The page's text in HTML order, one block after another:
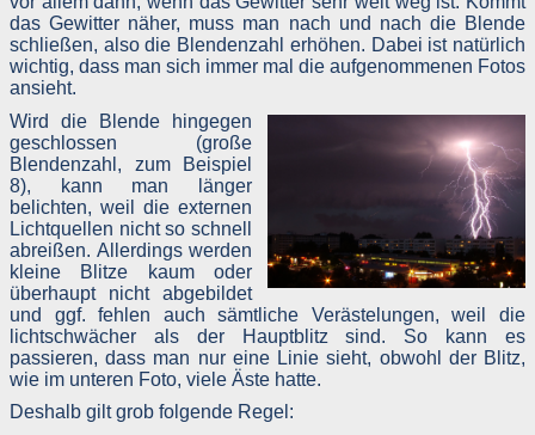
Recht auf Datenportabilität geltend machen. Sollten Sie annehmen,
dass Ihre Daten unrechtmäßig verarbeitet wurden, können Sie eine
Beschwerde bei der zuständigen Aufsichtsbehörde einreichen.
Löschung von Daten
Sofern Ihr Wunsch nicht mit einer gesetzlichen Pflicht zur
Aufbewahrung von Daten (z. B. Vorratsdatenspeicherung) kollidiert,
haben Sie ein Anrecht auf Löschung Ihrer Daten. Von uns
gespeicherte Daten werden, sollten sie für ihre Zweckbestimmung
nicht mehr vonnöten sein und es keine gesetzlichen
Aufbewahrungsfristen geben, gelöscht. Falls eine Löschung nicht
durchgeführt werden kann, da die Daten für zulässige gesetzliche
Zwecke erforderlich sind, erfolgt eine Einschränkung der
Datenverarbeitung. In diesem Fall werden die Daten gesperrt und
nicht für andere Zwecke verarbeitet.
Widerspruchsrecht
Nutzer dieser Webseite können von ihrem Widerspruchsrecht
Gebrauch machen und der Verarbeitung ihrer personenbezogenen
Daten zu jeder Zeit widersprechen.
das Gewitter näher, muss man nach und nach die Blende
schließen, also die Blendenzahl erhöhen. Dabei ist natürlich
wichtig, dass man sich immer mal die aufgenommenen Fotos
ansieht.
Wird die Blende hingegen
geschlossen (große
Blendenzahl, zum Beispiel
8), kann man länger
belichten, weil die externen
Lichtquellen nicht so schnell
abreißen. Allerdings werden
kleine Blitze kaum oder
überhaupt nicht abgebildet
und ggf. fehlen auch sämtliche Verästelungen, weil die
lichtschwächer als der Hauptblitz sind. So kann es
passieren, dass man nur eine Linie sieht, obwohl der Blitz,
wie im unteren Foto, viele Äste hatte.
Deshalb gilt grob folgende Regel: